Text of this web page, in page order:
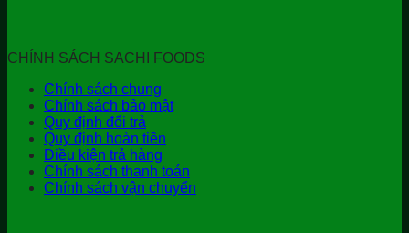
CHÍNH SÁCH SACHI FOODS
Chính sách chung
Chính sách bảo mật
Quy định đổi trả
Quy định hoàn tiền
Điều kiện trả hàng
Chính sách thanh toán
Chính sách vận chuyển